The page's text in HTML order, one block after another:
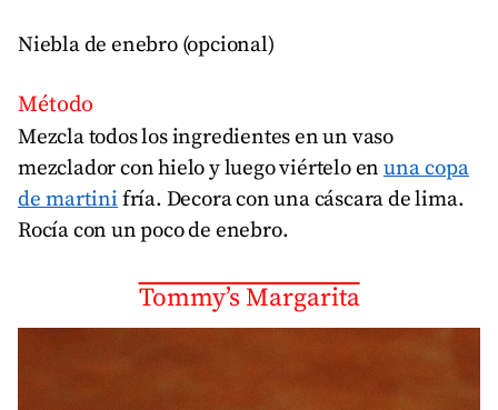
Niebla de enebro (opcional)
Método
Mezcla todos los ingredientes en un vaso
mezclador con hielo y luego viértelo en una copa
de martini fría. Decora con una cáscara de lima.
Rocía con un poco de enebro.
Tommy’s Margarita